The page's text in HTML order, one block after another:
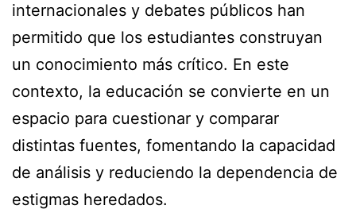
internacionales y debates públicos han
permitido que los estudiantes construyan
un conocimiento más crítico. En este
contexto, la educación se convierte en un
espacio para cuestionar y comparar
distintas fuentes, fomentando la capacidad
de análisis y reduciendo la dependencia de
estigmas heredados.